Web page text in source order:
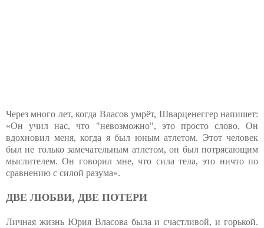
Через много лет, когда Власов умрёт, Шварценеггер напишет:
«Он учил нас, что "невозможно", это просто слово. Он
вдохновил меня, когда я был юным атлетом. Этот человек
был не только замечательным атлетом, он был потрясающим
мыслителем. Он говорил мне, что сила тела, это ничто по
сравнению с силой разума».
ДВЕ ЛЮБВИ, ДВЕ ПОТЕРИ
Личная жизнь Юрия Власова была и счастливой, и горькой.